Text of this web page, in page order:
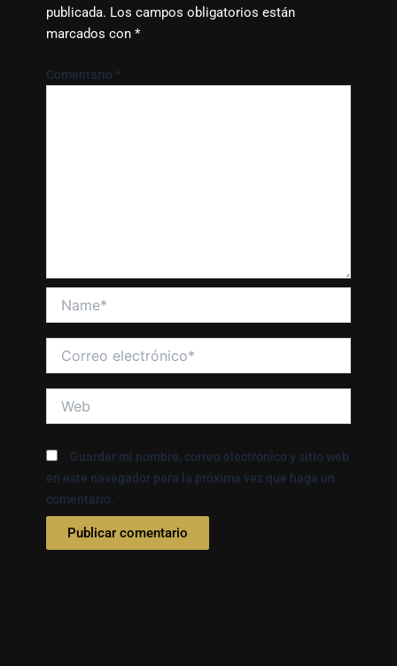
publicada. Los campos obligatorios están
marcados con *
Comentario *
electrónico*
Guardar mi nombre, correo electrónico y sitio web
en este navegador para la próxima vez que haga un
comentario.